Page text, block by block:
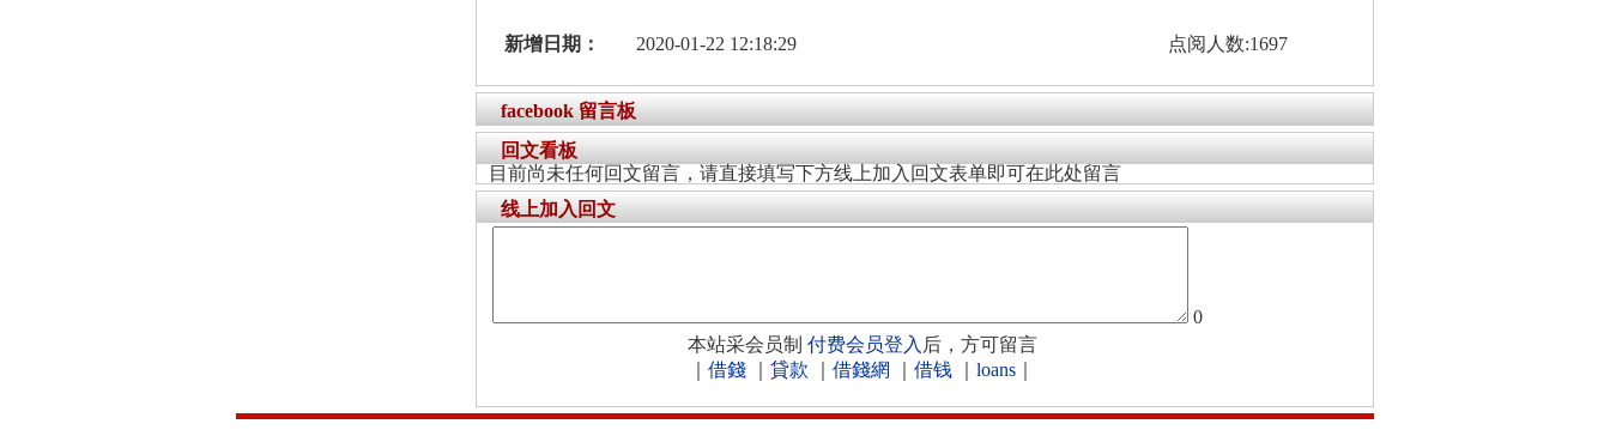
新增日期： 2020-01-22 12:18:29 点阅人数:1697
facebook 留言板
回文看板
目前尚未任何回文留言，请直接填写下方线上加入回文表单即可在此处留言
线上加入回文
0
本站采会员制 付费会员登入 后，方可留言
借錢 貸款 借錢網 借钱 loans